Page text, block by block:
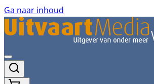
Ga naar inhoud